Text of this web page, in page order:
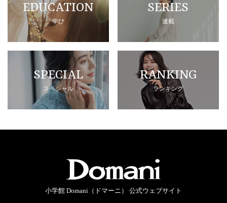
EDUCATION
学び
SERIES
連載
SPECIAL
スペシャル
RANKING
ランキング
小学館 Domani（ドマーニ） 公式ウェブサイト